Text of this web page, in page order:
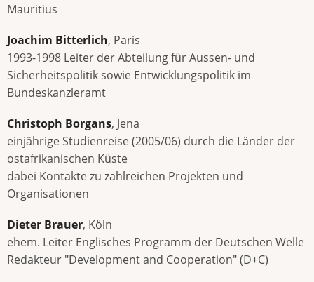
Mauritius
Joachim Bitterlich, Paris
1993-1998 Leiter der Abteilung für Aussen- und
Sicherheitspolitik sowie Entwicklungspolitik im
Bundeskanzleramt
Christoph Borgans, Jena
einjährige Studienreise (2005/06) durch die Länder der
ostafrikanischen Küste
dabei Kontakte zu zahlreichen Projekten und
Organisationen
Dieter Brauer, Köln
ehem. Leiter Englisches Programm der Deutschen Welle
Redakteur "Development and Cooperation" (D+C)